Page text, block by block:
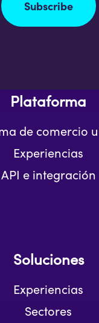
Subscribe
Plataforma
de comercio
Experiencias
API e integración
Soluciones
Experiencias
Sectores